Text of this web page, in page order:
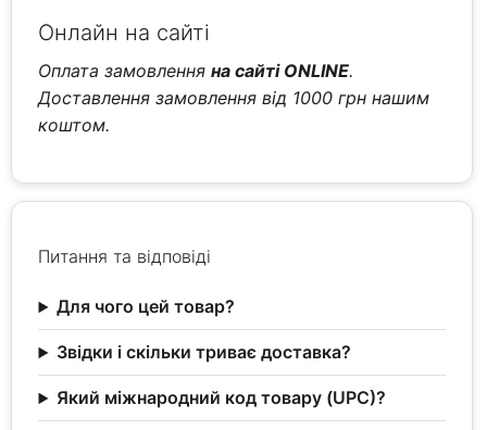
Онлайн на сайті
Оплата замовленняна сайті ONLINE.
Доставлення замовлення від 1000 грн нашим
коштом.
Питання та відповіді
Для чого цей товар?
Звідки і скільки триває доставка?
Який міжнародний код товару (UPC)?